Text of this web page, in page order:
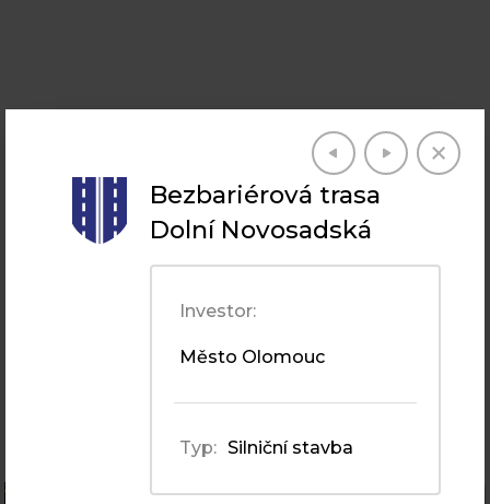
SILNIČNÍ STAVBY
Silniční stavby
Bezbariérová trasa
Dolní Novosadská
Investor:
Město Olomouc
Typ: Silniční stavba